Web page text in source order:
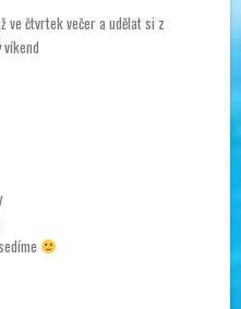
ve čtvrtek večer a udělat si z